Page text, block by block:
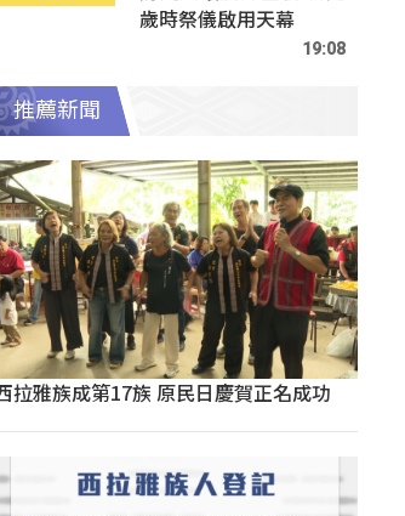
歲時祭儀啟用天幕
19:08
推薦新聞
拉雅族成第17族 原民日慶賀正名成功